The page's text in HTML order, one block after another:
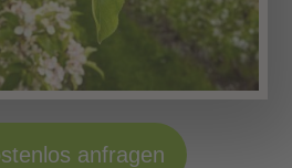
anfragen